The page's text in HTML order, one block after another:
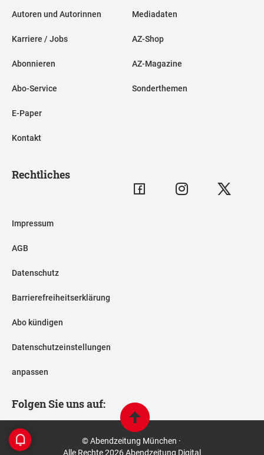
Autoren und Autorinnen
Karriere / Jobs
Abonnieren
Abo-Service
E-Paper
Kontakt
Mediadaten
AZ-Shop
AZ-Magazine
Sonderthemen
Rechtliches
Impressum
AGB
Datenschutz
Barrierefreiheitserklärung
Abo kündigen
Datenschutzeinstellungen
anpassen
Folgen Sie uns auf:
© Abendzeitung München ·
Alle Rechte 2026 Abendzeitung Digital